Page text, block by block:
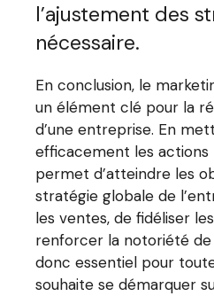
l’ajustement des
nécessaire.
En conclusion, le
un élément clé pour la
d’une entreprise. En
efficacement les actions
permet d’atteindre les
stratégie globale de
les ventes, de fidéliser
renforcer la notoriété de
donc essentiel pour
souhaite se démarquer